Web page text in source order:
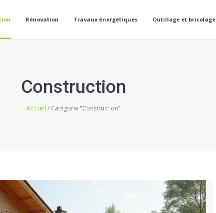
Rénovation Travaux énergétiques Outillage et bricolage
Construction
Accueil / Catégorie "Construction"